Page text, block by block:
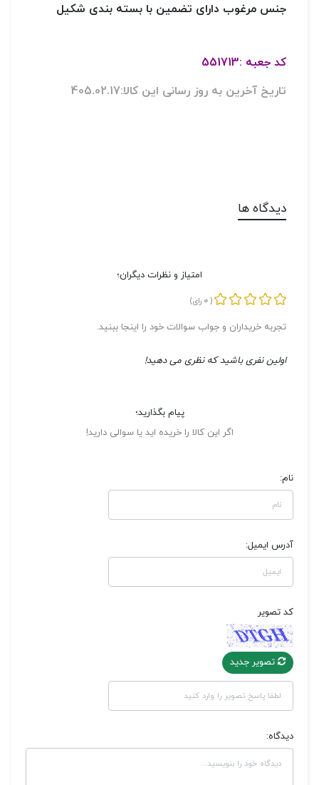
جنس مرغوب دارای تضمین با بسته بندی شکیل
کد جعبه :551713
تاریخ آخرین به روز رسانی این کالا:405.02.17
دیدگاه ها
امتیاز و نظرات دیگران؛
(
0 رای)
تجربه خریداران و جواب سوالات خود را اینجا ببنید.
اولین نفری باشید که نظری می دهید!
پیام بگذارید؛
اگر این کالا را خریده اید یا سوالی دارید!
نام:
آدرس ایمیل:
کد تصویر
تصویر جدید
دیدگاه: